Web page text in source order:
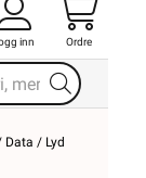
inn Ordre
Data / Lyd